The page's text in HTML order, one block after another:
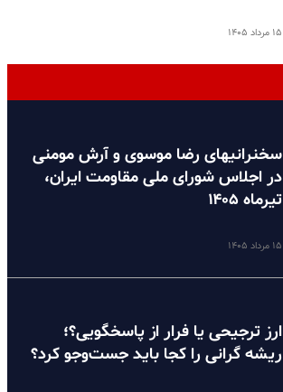
۱۵ مرداد ۱۴۰۵
سخنرانیهای رضا موسوی و آرش مومنی
در اجلاس شورای ملی مقاومت ایران،
تیرماه ۱۴۰۵
۱۵ مرداد ۱۴۰۵
ارز ترجیحی یا فرار از پاسخگویی؟؛
ریشه گرانی را کجا باید جست‌وجو کرد؟